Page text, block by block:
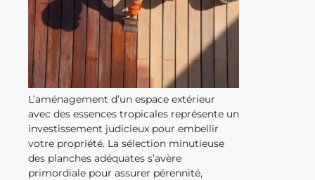
L’aménagement d’un espace extérieur
avec des essences tropicales représente un
investissement judicieux pour embellir
votre propriété. La sélection minutieuse
des planches adéquates s’avère
primordiale pour assurer pérennité,